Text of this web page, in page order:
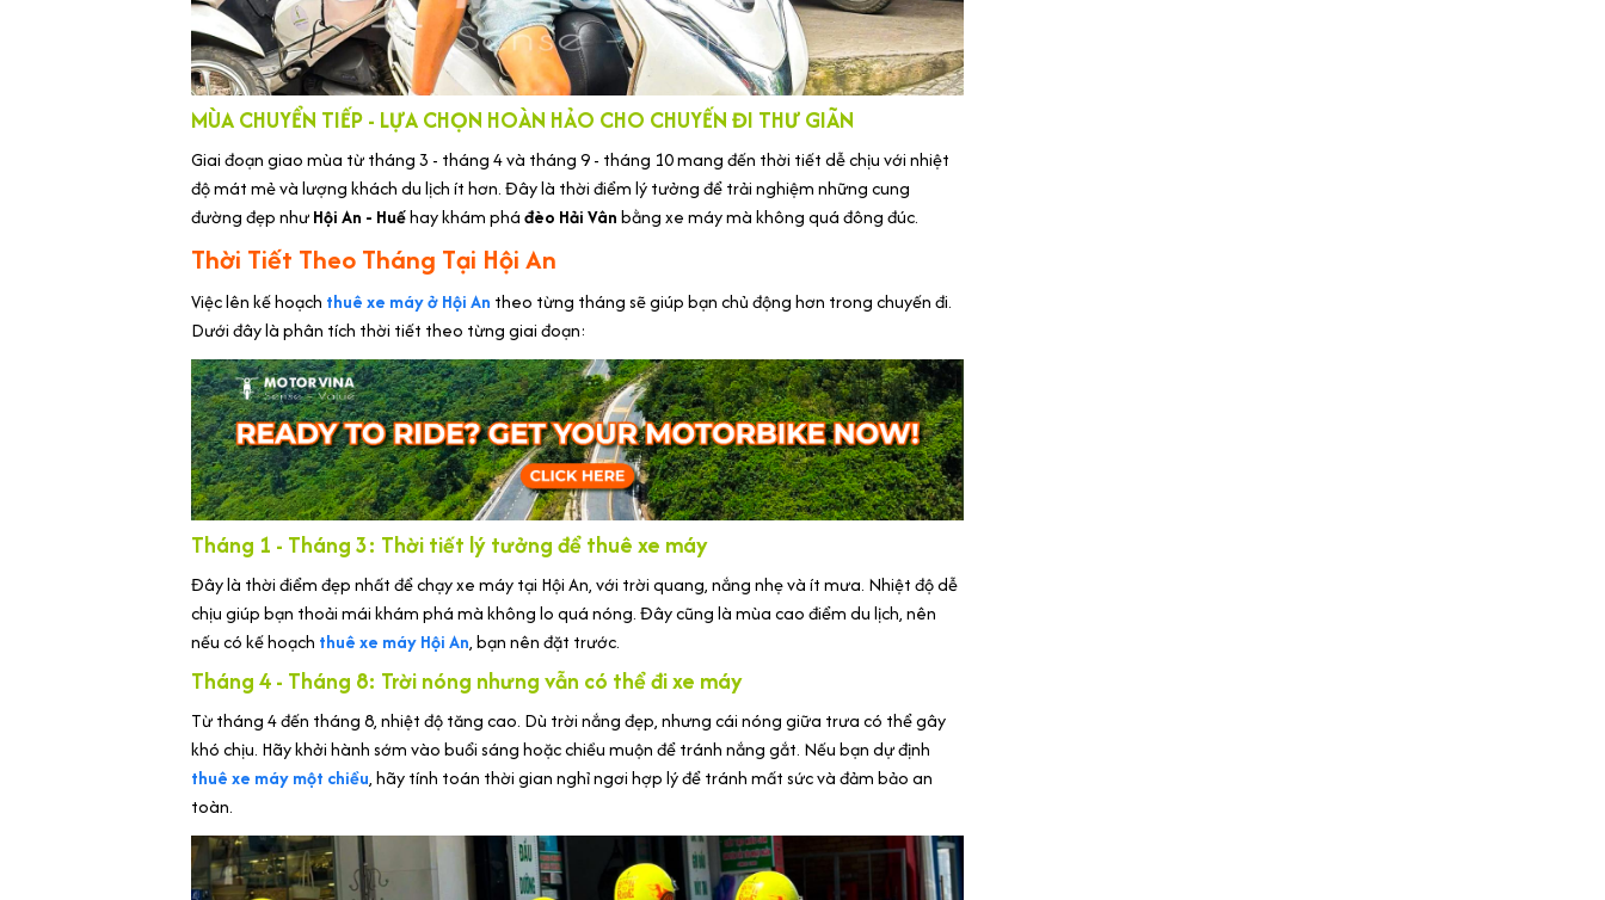
MÙA CHUYỂN TIẾP - LỰA CHỌN HOÀN HẢO CHO CHUYẾN ĐI THƯ GIÃN
Giai đoạn giao mùa từ tháng 3 - tháng 4 và tháng 9 - tháng 10 mang đến thời tiết dễ chịu với nhiệt
độ mát mẻ và lượng khách du lịch ít hơn. Đây là thời điểm lý tưởng để trải nghiệm những cung
đường đẹp nhưHội An - Huếhay khám pháđèo Hải Vânbằng xe máy mà không quá đông đúc.
Thời Tiết Theo Tháng Tại Hội An
Việc lên kế hoạch thuê xe máy ở Hội An theo từng tháng sẽ giúp bạn chủ động hơn trong chuyến đi.
Dưới đây là phân tích thời tiết theo từng giai đoạn:
Tháng 1 - Tháng 3: Thời tiết lý tưởng để thuê xe máy
Đây là thời điểm đẹp nhất để chạy xe máy tại Hội An, với trời quang, nắng nhẹ và ít mưa. Nhiệt độ dễ
chịu giúp bạn thoải mái khám phá mà không lo quá nóng. Đây cũng là mùa cao điểm du lịch, nên
nếu có kế hoạch thuê xe máy Hội An, bạn nên đặt trước.
Tháng 4 - Tháng 8: Trời nóng nhưng vẫn có thể đi xe máy
Từ tháng 4 đến tháng 8, nhiệt độ tăng cao. Dù trời nắng đẹp, nhưng cái nóng giữa trưa có thể gây
khó chịu. Hãy khởi hành sớm vào buổi sáng hoặc chiều muộn để tránh nắng gắt. Nếu bạn dự định
thuê xe máy một chiều, hãy tính toán thời gian nghỉ ngơi hợp lý để tránh mất sức và đảm bảo an
toàn.